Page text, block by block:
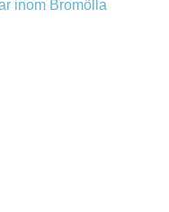
inom Bromölla